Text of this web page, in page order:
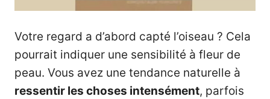
Votre regard a d’abord capté l’oiseau ? Cela
pourrait indiquer une sensibilité à fleur de
peau. Vous avez une tendance naturelle à
ressentir les choses intensément, parfois